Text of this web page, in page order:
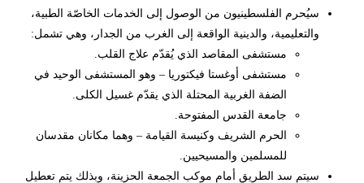
سيُحرم الفلسطينيون من الوصول إلى الخدمات الخاصّة الطبية،
والتعليمية، والدينية الواقعة إلى الغرب من الجدار، وهي تشمل:
مستشفى المقاصد الذي يُقدّم علاج القلب.
مستشفى أوغستا فيكتوريا – وهو المستشفى الوحيد في
الضفة الغربية المحتلة الذي يقدّم غسيل الكلى.
جامعة القدس المفتوحة.
الحرم الشريف وكنيسة القيامة – وهما مكانان مقدسان
للمسلمين والمسيحيين.
سيتم سد الطريق أمام موكب الجمعة الحزينة، وبذلك يتم تعطيل